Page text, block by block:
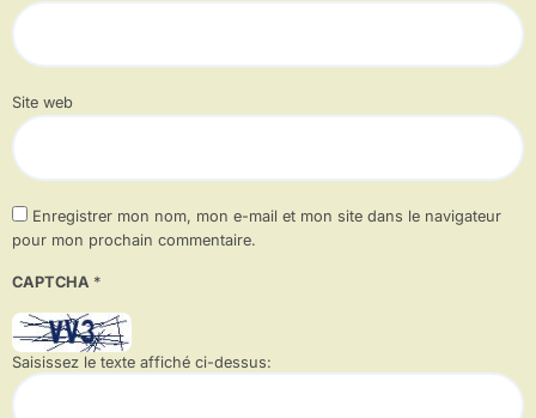
Site web
Enregistrer mon nom, mon e-mail et mon site dans le navigateur
pour mon prochain commentaire.
CAPTCHA *
Saisissez le texte affiché ci-dessus: